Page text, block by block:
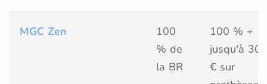
MGC Zen
100
% de
la BR
100 % +
jusqu'à 300
€ sur